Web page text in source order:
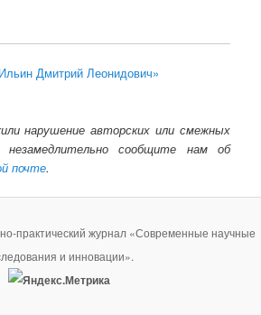
Дмитрий Леонидович»
нарушение авторских или смежных
незамедлительно сообщите нам об
почте.
практический журнал «Современные научные
и инновации».